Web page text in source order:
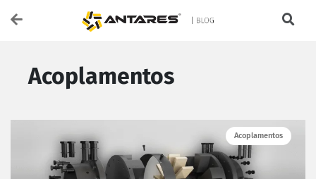
Acoplamentos
Acoplamentos